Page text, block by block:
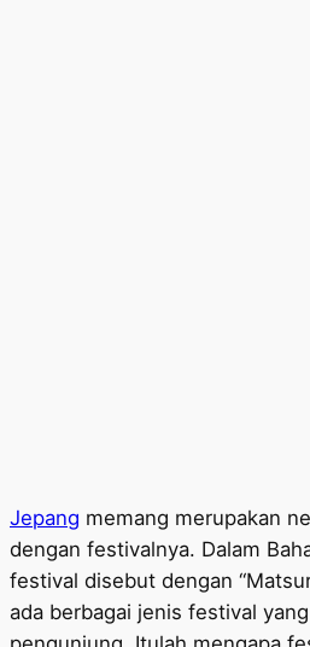
Jepang memang merupakan
dengan festivalnya. Dalam
festival disebut dengan
ada berbagai jenis festival